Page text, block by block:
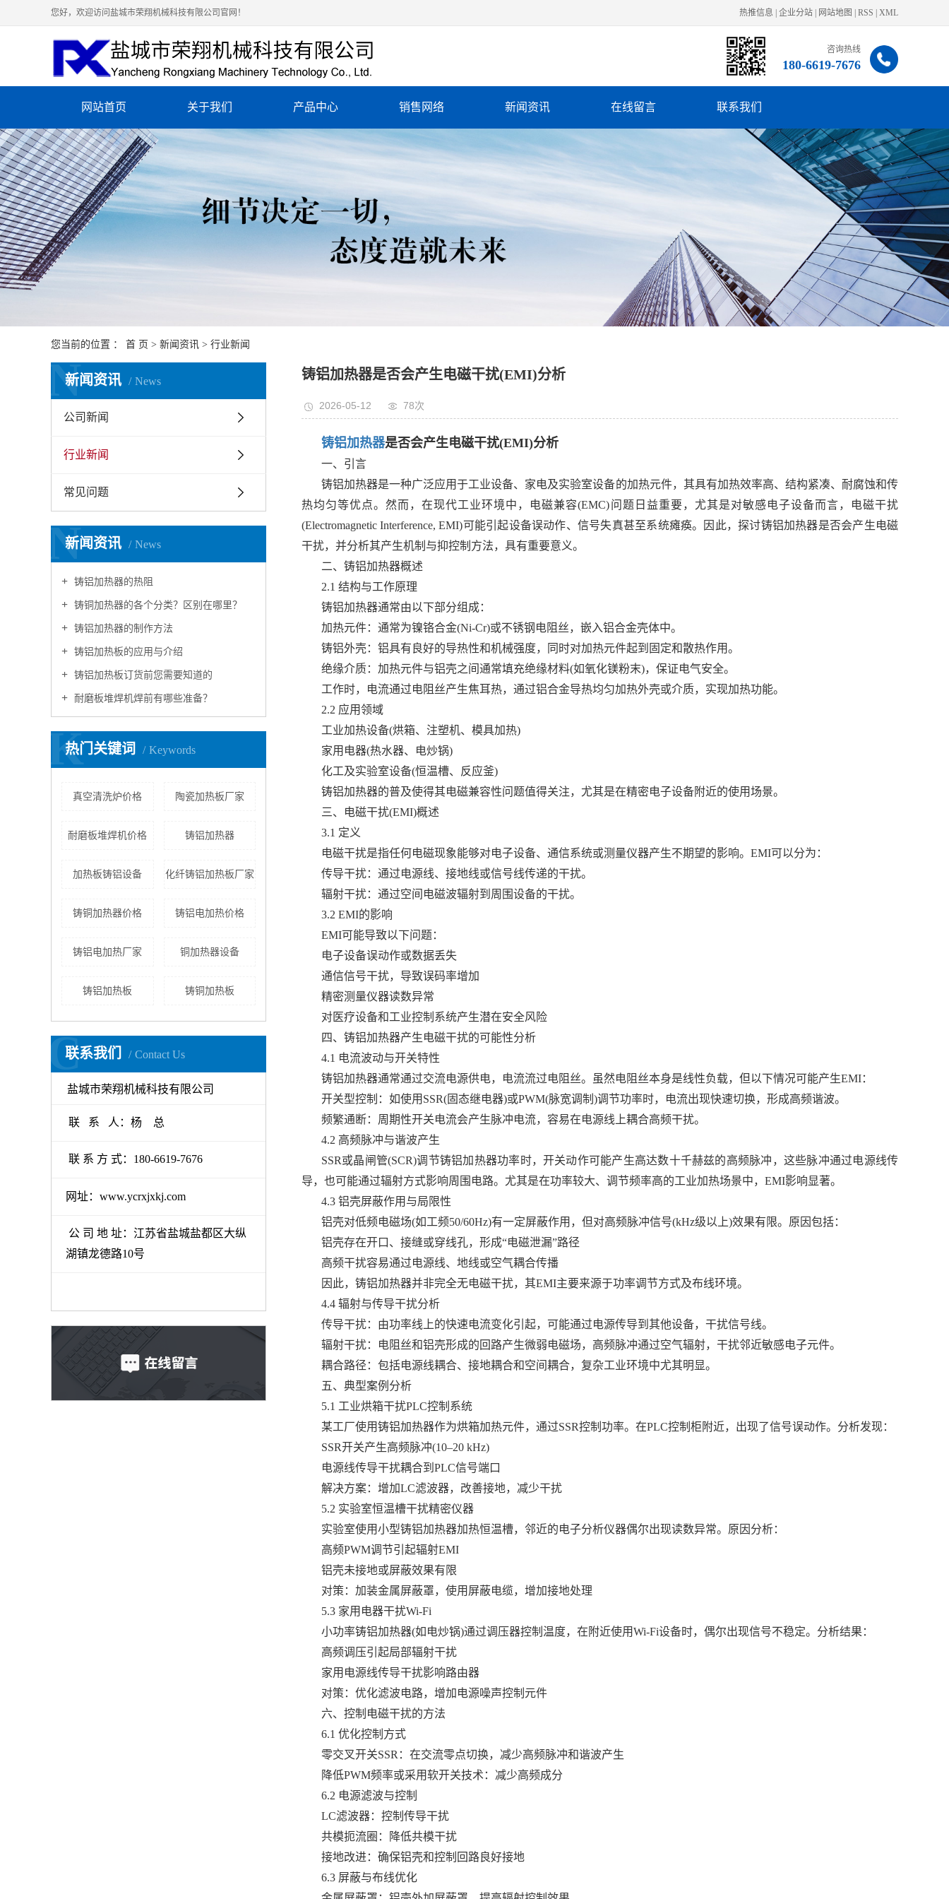
您好，欢迎访问盐城市荣翔机械科技有限公司官网！ 热推信息 企业分站 网站地图 RSS XML
咨询热线
180-6619-7676
网站首页 关于我们
公司简介
营业执照
资质荣誉
产品中心
铸铝加热板
铸铝加热圈
铸铝加热器
铸铜加热器
铸铜加热圈
销售网络
销售网络
新闻资讯
公司新闻
行业新闻
在线留言 联系我们
您当前的位置 ： 首 页 > 新闻资讯 > 行业新闻
新闻资讯 News
N
公司新闻
行业新闻
常见问题
新闻资讯 News
N
铸铝加热器的热阻
铸铜加热器的各个分类？区别在哪里？
铸铝加热器的制作方法
铸铝加热板的应用与介绍
铸铝加热板订货前您需要知道的
耐磨板堆焊机焊前有哪些准备？
热门关键词 Keywords
K
真空清洗炉价格 陶瓷加热板厂家
耐磨板堆焊机价格 铸铝加热器
加热板铸铝设备 化纤铸铝加热板厂家
铸铜加热器价格 铸铝电加热价格
铸铝电加热厂家 铜加热器设备
铸铝加热板 铸铜加热板
联系我们 Contact Us
C
盐城市荣翔机械科技有限公司
联 系 人：杨 总
联 系 方 式：180-6619-7676
网址：www.ycrxjxkj.com
公 司 地 址：江苏省盐城盐都区大纵
湖镇龙德路10号
铸铝加热器是否会产生电磁干扰(EMI)分析
2026-05-12 78次
铸铝加热器是否会产生电磁干扰(EMI)分析
一、引言
铸铝加热器是一种广泛应用于工业设备、家电及实验室设备的加热元件，其具有加热效率高、结构紧凑、耐腐蚀和传
热均匀等优点。然而，在现代工业环境中，电磁兼容(EMC)问题日益重要，尤其是对敏感电子设备而言，电磁干扰
(Electromagnetic Interference, EMI)可能引起设备误动作、信号失真甚至系统瘫痪。因此，探讨铸铝加热器是否会产生电磁
干扰，并分析其产生机制与抑控制方法，具有重要意义。
二、铸铝加热器概述
2.1 结构与工作原理
铸铝加热器通常由以下部分组成：
加热元件：通常为镍铬合金(Ni-Cr)或不锈钢电阻丝，嵌入铝合金壳体中。
铸铝外壳：铝具有良好的导热性和机械强度，同时对加热元件起到固定和散热作用。
绝缘介质：加热元件与铝壳之间通常填充绝缘材料(如氧化镁粉末)，保证电气安全。
工作时，电流通过电阻丝产生焦耳热，通过铝合金导热均匀加热外壳或介质，实现加热功能。
2.2 应用领域
工业加热设备(烘箱、注塑机、模具加热)
家用电器(热水器、电炒锅)
化工及实验室设备(恒温槽、反应釜)
铸铝加热器的普及使得其电磁兼容性问题值得关注，尤其是在精密电子设备附近的使用场景。
三、电磁干扰(EMI)概述
3.1 定义
电磁干扰是指任何电磁现象能够对电子设备、通信系统或测量仪器产生不期望的影响。EMI可以分为：
传导干扰：通过电源线、接地线或信号线传递的干扰。
辐射干扰：通过空间电磁波辐射到周围设备的干扰。
3.2 EMI的影响
EMI可能导致以下问题：
电子设备误动作或数据丢失
通信信号干扰，导致误码率增加
精密测量仪器读数异常
对医疗设备和工业控制系统产生潜在安全风险
四、铸铝加热器产生电磁干扰的可能性分析
4.1 电流波动与开关特性
铸铝加热器通常通过交流电源供电，电流流过电阻丝。虽然电阻丝本身是线性负载，但以下情况可能产生EMI：
开关型控制：如使用SSR(固态继电器)或PWM(脉宽调制)调节功率时，电流出现快速切换，形成高频谐波。
频繁通断：周期性开关电流会产生脉冲电流，容易在电源线上耦合高频干扰。
4.2 高频脉冲与谐波产生
SSR或晶闸管(SCR)调节铸铝加热器功率时，开关动作可能产生高达数十千赫兹的高频脉冲，这些脉冲通过电源线传
导，也可能通过辐射方式影响周围电路。尤其是在功率较大、调节频率高的工业加热场景中，EMI影响显著。
4.3 铝壳屏蔽作用与局限性
铝壳对低频电磁场(如工频50/60Hz)有一定屏蔽作用，但对高频脉冲信号(kHz级以上)效果有限。原因包括：
铝壳存在开口、接缝或穿线孔，形成“电磁泄漏”路径
高频干扰容易通过电源线、地线或空气耦合传播
因此，铸铝加热器并非完全无电磁干扰，其EMI主要来源于功率调节方式及布线环境。
4.4 辐射与传导干扰分析
传导干扰：由功率线上的快速电流变化引起，可能通过电源传导到其他设备，干扰信号线。
辐射干扰：电阻丝和铝壳形成的回路产生微弱电磁场，高频脉冲通过空气辐射，干扰邻近敏感电子元件。
耦合路径：包括电源线耦合、接地耦合和空间耦合，复杂工业环境中尤其明显。
五、典型案例分析
5.1 工业烘箱干扰PLC控制系统
某工厂使用铸铝加热器作为烘箱加热元件，通过SSR控制功率。在PLC控制柜附近，出现了信号误动作。分析发现：
SSR开关产生高频脉冲(10–20 kHz)
电源线传导干扰耦合到PLC信号端口
解决方案：增加LC滤波器，改善接地，减少干扰
5.2 实验室恒温槽干扰精密仪器
实验室使用小型铸铝加热器加热恒温槽，邻近的电子分析仪器偶尔出现读数异常。原因分析：
高频PWM调节引起辐射EMI
铝壳未接地或屏蔽效果有限
对策：加装金属屏蔽罩，使用屏蔽电缆，增加接地处理
5.3 家用电器干扰Wi-Fi
小功率铸铝加热器(如电炒锅)通过调压器控制温度，在附近使用Wi-Fi设备时，偶尔出现信号不稳定。分析结果：
高频调压引起局部辐射干扰
家用电源线传导干扰影响路由器
对策：优化滤波电路，增加电源噪声控制元件
六、控制电磁干扰的方法
6.1 优化控制方式
零交叉开关SSR：在交流零点切换，减少高频脉冲和谐波产生
降低PWM频率或采用软开关技术：减少高频成分
6.2 电源滤波与控制
LC滤波器：控制传导干扰
共模扼流圈：降低共模干扰
接地改进：确保铝壳和控制回路良好接地
6.3 屏蔽与布线优化